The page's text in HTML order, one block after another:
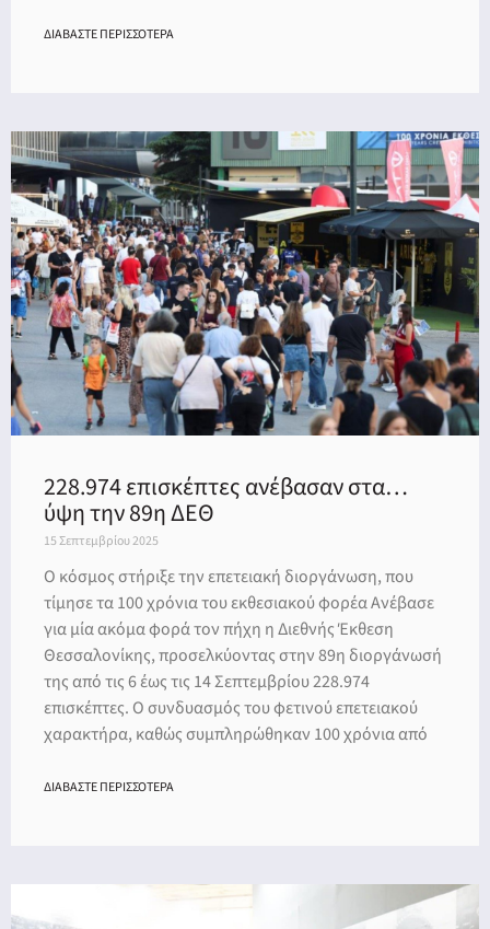
ΔΙΑΒΑΣΤΕ ΠΕΡΙΣΣΟΤΕΡΑ
228.974 επισκέπτες ανέβασαν στα…
ύψη την 89η ΔΕΘ
15 Σεπτεμβρίου 2025
Ο κόσμος στήριξε την επετειακή διοργάνωση, που
τίμησε τα 100 χρόνια του εκθεσιακού φορέα Ανέβασε
για μία ακόμα φορά τον πήχη η Διεθνής Έκθεση
Θεσσαλονίκης, προσελκύοντας στην 89η διοργάνωσή
της από τις 6 έως τις 14 Σεπτεμβρίου 228.974
επισκέπτες. Ο συνδυασμός του φετινού επετειακού
χαρακτήρα, καθώς συμπληρώθηκαν 100 χρόνια από
ΔΙΑΒΑΣΤΕ ΠΕΡΙΣΣΟΤΕΡΑ